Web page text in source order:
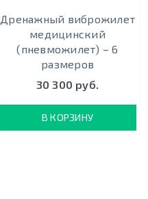
Дренажный виброжилет
медицинский
(пневможилет) – 6
размеров
30 300 руб.
В КОРЗИНУ